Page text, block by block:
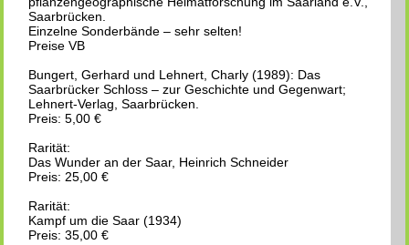
Saarbrücken.
Einzelne Sonderbände – sehr selten!
Preise VB
Bungert, Gerhard und Lehnert, Charly (1989): Das
Saarbrücker Schloss – zur Geschichte und Gegenwart;
Lehnert-Verlag, Saarbrücken.
Preis: 5,00 €
Rarität:
Das Wunder an der Saar, Heinrich Schneider
Preis: 25,00 €
Rarität:
Kampf um die Saar (1934)
Preis: 35,00 €